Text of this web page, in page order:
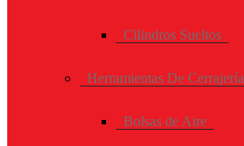
Cilindros Sueltos
Herramientas De Cerrajería
Bolsas de Aire